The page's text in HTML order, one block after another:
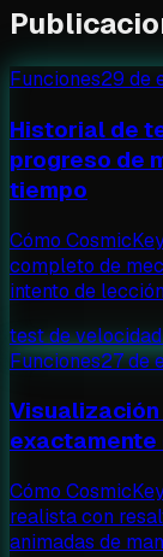
Funciones29 de
Historial de
progreso de
tiempo
Cómo
completo de
intento de
test de velocidad
Funciones27 de
Cómo
realista con
animadas de